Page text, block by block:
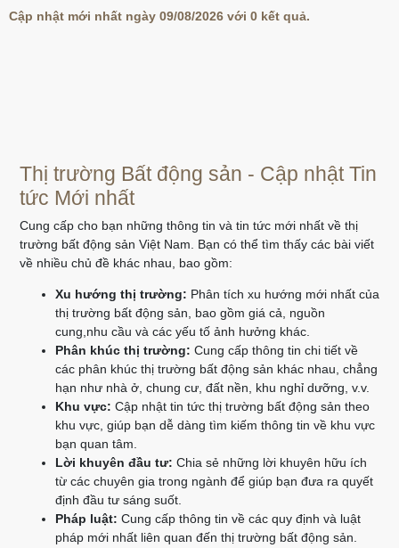
Cập nhật mới nhất ngày 09/08/2026 với 0 kết quả.
Thị trường Bất động sản - Cập nhật Tin
tức Mới nhất
Cung cấp cho bạn những thông tin và tin tức mới nhất về thị
trường bất động sản Việt Nam. Bạn có thể tìm thấy các bài viết
về nhiều chủ đề khác nhau, bao gồm:
Xu hướng thị trường: Phân tích xu hướng mới nhất của
thị trường bất động sản, bao gồm giá cả, nguồn
cung,nhu cầu và các yếu tố ảnh hưởng khác.
Phân khúc thị trường: Cung cấp thông tin chi tiết về
các phân khúc thị trường bất động sản khác nhau, chẳng
hạn như nhà ở, chung cư, đất nền, khu nghỉ dưỡng, v.v.
Khu vực: Cập nhật tin tức thị trường bất động sản theo
khu vực, giúp bạn dễ dàng tìm kiếm thông tin về khu vực
bạn quan tâm.
Lời khuyên đầu tư: Chia sẻ những lời khuyên hữu ích
từ các chuyên gia trong ngành để giúp bạn đưa ra quyết
định đầu tư sáng suốt.
Pháp luật: Cung cấp thông tin về các quy định và luật
pháp mới nhất liên quan đến thị trường bất động sản.